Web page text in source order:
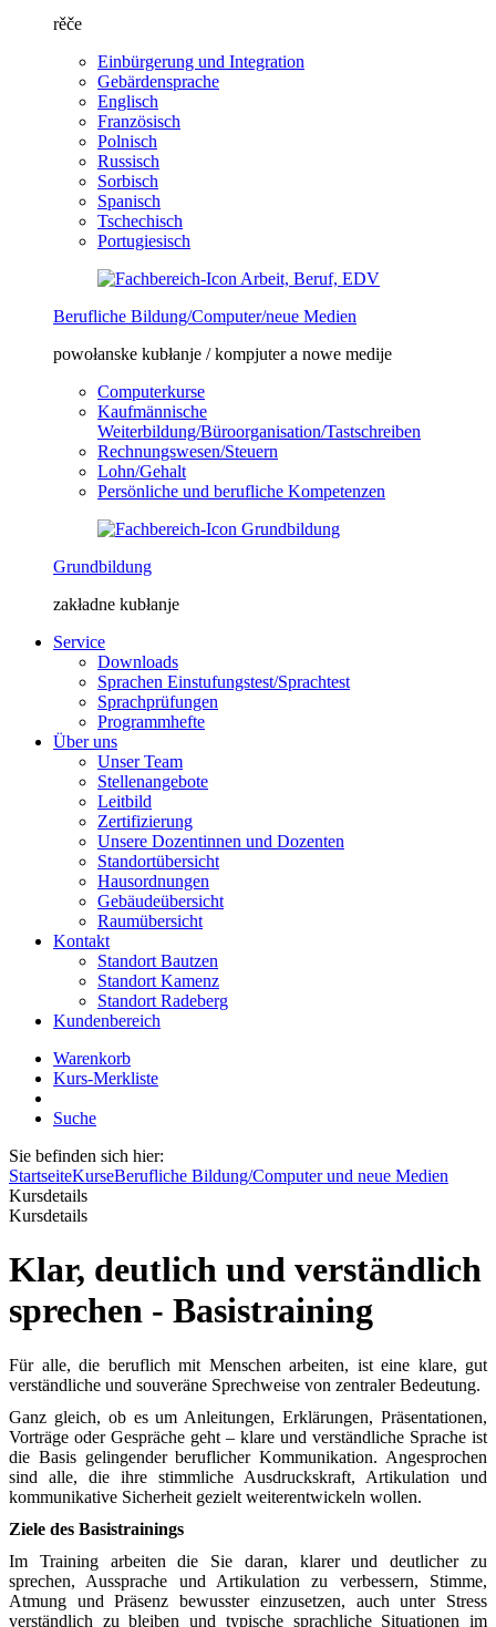
rěče
Einbürgerung und Integration
Gebärdensprache
Englisch
Französisch
Polnisch
Russisch
Sorbisch
Spanisch
Tschechisch
Portugiesisch
Berufliche Bildung/Computer/neue Medien
powołanske kubłanje / kompjuter a nowe medije
Computerkurse
Kaufmännische
Weiterbildung/Büroorganisation/Tastschreiben
Rechnungswesen/Steuern
Lohn/Gehalt
Persönliche und berufliche Kompetenzen
Grundbildung
zakładne kubłanje
Service
Downloads
Sprachen Einstufungstest/Sprachtest
Sprachprüfungen
Programmhefte
Über uns
Unser Team
Stellenangebote
Leitbild
Zertifizierung
Unsere Dozentinnen und Dozenten
Standortübersicht
Hausordnungen
Gebäudeübersicht
Raumübersicht
Kontakt
Standort Bautzen
Standort Kamenz
Standort Radeberg
Kundenbereich
Warenkorb
Kurs-Merkliste
Suche
Sie befinden sich hier:
StartseiteKurseBerufliche Bildung/Computer und neue Medien
Kursdetails
Kursdetails
Klar, deutlich und verständlich
sprechen - Basistraining
Für alle, die beruflich mit Menschen arbeiten, ist eine klare, gut
verständliche und souveräne Sprechweise von zentraler Bedeutung.
Ganz gleich, ob es um Anleitungen, Erklärungen, Präsentationen,
Vorträge oder Gespräche geht – klare und verständliche Sprache ist
die Basis gelingender beruflicher Kommunikation. Angesprochen
sind alle, die ihre stimmliche Ausdruckskraft, Artikulation und
kommunikative Sicherheit gezielt weiterentwickeln wollen.
Ziele des Basistrainings
Im Training arbeiten die Sie daran, klarer und deutlicher zu
sprechen, Aussprache und Artikulation zu verbessern, Stimme,
Atmung und Präsenz bewusster einzusetzen, auch unter Stress
verständlich zu bleiben und typische sprachliche Situationen im